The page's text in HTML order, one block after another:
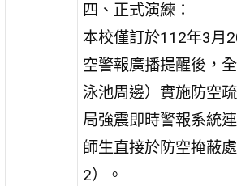
四、正式演練：
本校僅訂於112年3月
空警報廣播提醒後，
泳池周邊）實施防空
局強震即時警報系統
師生直接於防空掩蔽
2）。